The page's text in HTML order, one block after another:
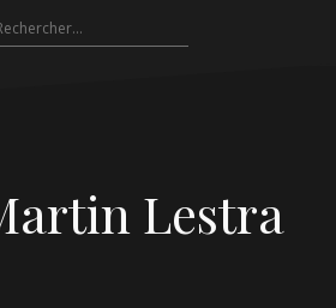
:
Lestra